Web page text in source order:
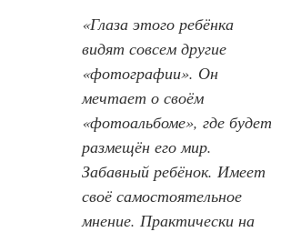
«Глаза этого ребёнка
видят совсем другие
«фотографии». Он
мечтает о своём
«фотоальбоме», где будет
размещён его мир.
Забавный ребёнок. Имеет
своё самостоятельное
мнение. Практически на